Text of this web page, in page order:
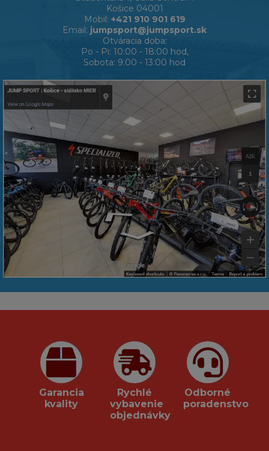
Košice 04001
Mobil: +421 910 901 619
Email: jumpsport@jumpsport.sk
Otváracia doba:
Po - Pi: 10:00 - 18:00 hod,
Sobota: 9:00 - 13:00 hod
Garancia
kvality
Rychlé
vybavenie
objednávky
Odborné
poradenstvo